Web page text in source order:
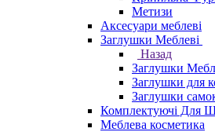
Метизи
Аксесуари меблеві
Заглушки Меблеві
Назад
Заглушки
Заглушки для
Заглушки
Комплектуючі Для
Меблева косметика